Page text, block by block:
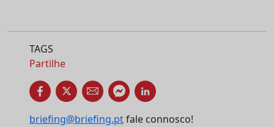
TAGS
Partilhe
briefing@briefing.ptfale connosco!